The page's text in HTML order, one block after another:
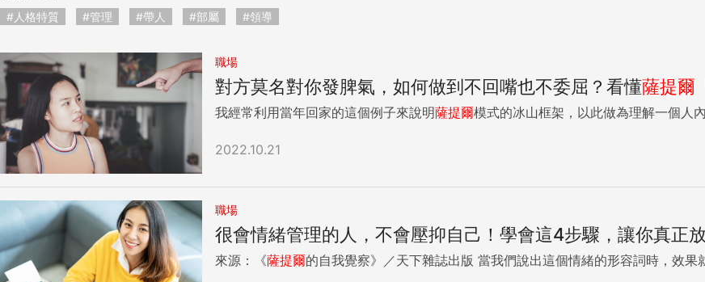
#人格特質 #管理 #帶人 #部屬 #領導
職場
對方莫名對你發脾氣，如何做到不回嘴也不委屈？看懂薩提爾
我經常利用當年回家的這個例子來說明薩提爾模式的冰山框架，以此做為理解一個人
2022.10.21
職場
很會情緒管理的人，不會壓抑自己！學會這4步驟，讓你真正
來源：《薩提爾 的自我覺察》／天下雜誌出版 當我們說出這個情緒